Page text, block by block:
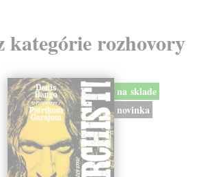
kategórie rozhovory
na sklade
novinka